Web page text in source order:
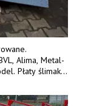
Alima, Metal-
Płaty ślimaka
miejsce – cała